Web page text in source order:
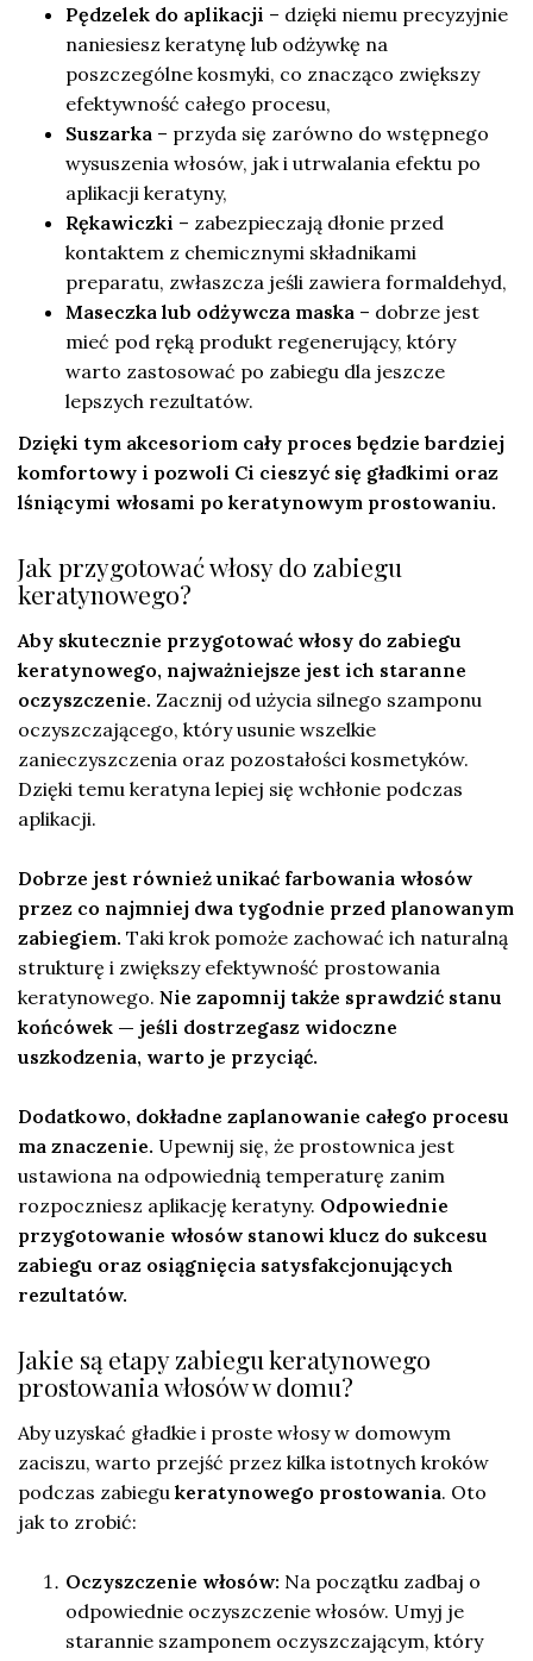
Pędzelek do aplikacji – dzięki niemu precyzyjnie
naniesiesz keratynę lub odżywkę na
poszczególne kosmyki, co znacząco zwiększy
efektywność całego procesu,
Suszarka – przyda się zarówno do wstępnego
wysuszenia włosów, jak i utrwalania efektu po
aplikacji keratyny,
Rękawiczki – zabezpieczają dłonie przed
kontaktem z chemicznymi składnikami
preparatu, zwłaszcza jeśli zawiera formaldehyd,
Maseczka lub odżywcza maska – dobrze jest
mieć pod ręką produkt regenerujący, który
warto zastosować po zabiegu dla jeszcze
lepszych rezultatów.
Dzięki tym akcesoriom cały proces będzie bardziej
komfortowy i pozwoli Ci cieszyć się gładkimi oraz
lśniącymi włosami po keratynowym prostowaniu.
Jak przygotować włosy do zabiegu
keratynowego?
Aby skutecznie przygotować włosy do zabiegu
keratynowego, najważniejsze jest ich staranne
oczyszczenie. Zacznij od użycia silnego szamponu
oczyszczającego, który usunie wszelkie
zanieczyszczenia oraz pozostałości kosmetyków.
Dzięki temu keratyna lepiej się wchłonie podczas
aplikacji.
Dobrze jest również unikać farbowania włosów
przez co najmniej dwa tygodnie przed planowanym
zabiegiem. Taki krok pomoże zachować ich naturalną
strukturę i zwiększy efektywność prostowania
keratynowego. Nie zapomnij także sprawdzić stanu
końcówek — jeśli dostrzegasz widoczne
uszkodzenia, warto je przyciąć.
Dodatkowo, dokładne zaplanowanie całego procesu
ma znaczenie. Upewnij się, że prostownica jest
ustawiona na odpowiednią temperaturę zanim
rozpoczniesz aplikację keratyny. Odpowiednie
przygotowanie włosów stanowi klucz do sukcesu
zabiegu oraz osiągnięcia satysfakcjonujących
rezultatów.
Jakie są etapy zabiegu keratynowego
prostowania włosów w domu?
Aby uzyskać gładkie i proste włosy w domowym
zaciszu, warto przejść przez kilka istotnych kroków
podczas zabiegu keratynowego prostowania. Oto
jak to zrobić:
Oczyszczenie włosów: Na początku zadbaj o
odpowiednie oczyszczenie włosów. Umyj je
starannie szamponem oczyszczającym, który